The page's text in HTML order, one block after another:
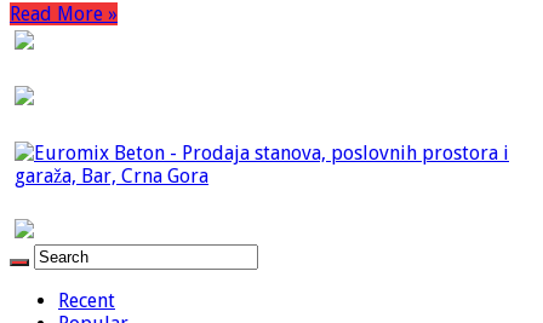
Read More »
Recent